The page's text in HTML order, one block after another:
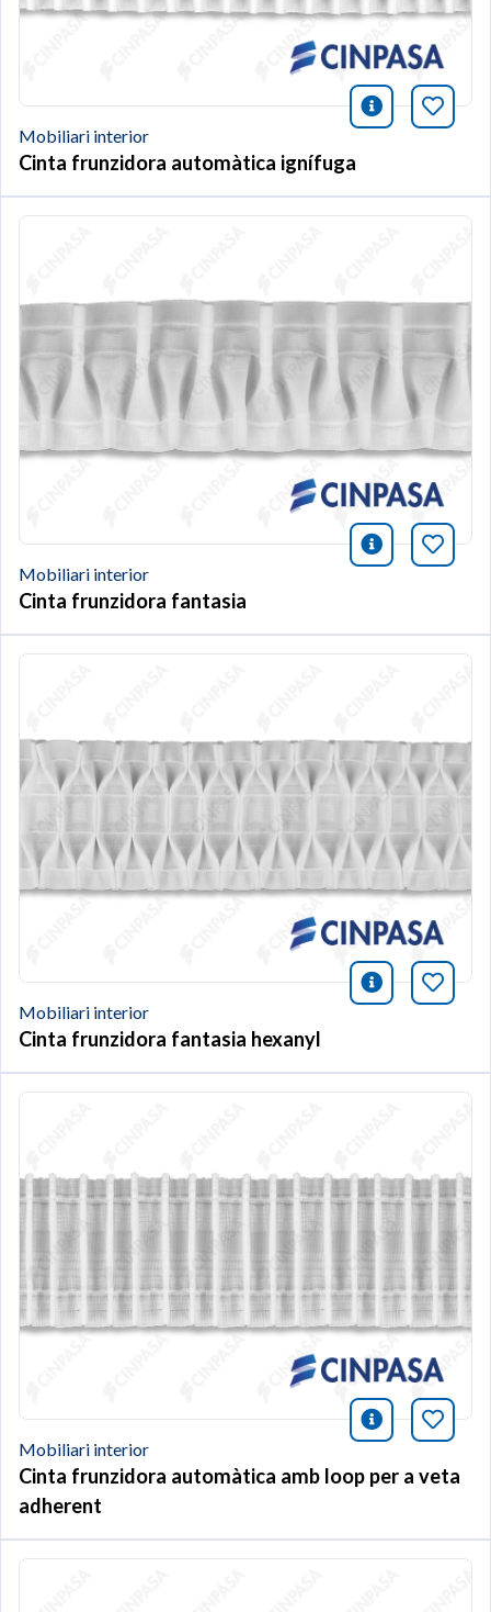
icono
Mobiliari interior
Cinta frunzidora automàtica ignífuga
icono
Mobiliari interior
Cinta frunzidora fantasia
icono
Mobiliari interior
Cinta frunzidora fantasia hexanyl
icono
Mobiliari interior
Cinta frunzidora automàtica amb loop per a veta
adherent